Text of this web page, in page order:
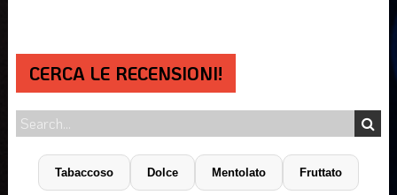
CERCA LE RECENSIONI!
Tabaccoso Dolce Mentolato Fruttato